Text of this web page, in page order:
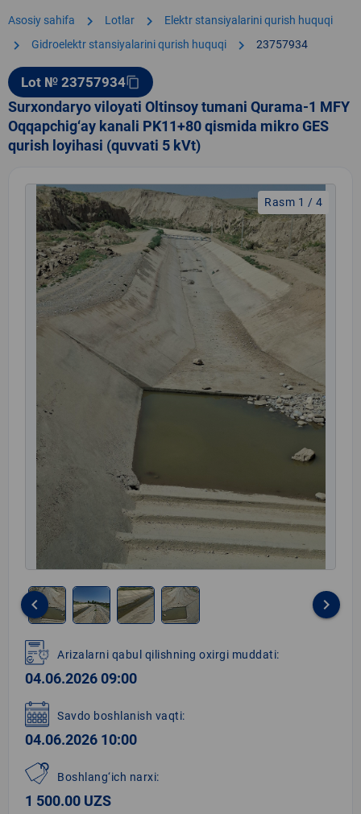
Asosiy sahifa chevron_right Lotlar chevron_right Elektr stansiyalarini qurish huquqi
chevron_right Gidroelektr stansiyalarini qurish huquqi chevron_right 23757934
Lot № 23757934content_copy
Surxondaryo viloyati Oltinsoy tumani Qurama-1 MFY
Oqqapchig‘ay kanali PK11+80 qismida mikro GES
qurish loyihasi (quvvati 5 kVt)
Rasm 1 / 4
1
of
4
keyboard_arrow_left keyboard_arrow_right
Arizalarni qabul qilishning oxirgi muddati:
04.06.2026 09:00
Savdo boshlanish vaqti:
04.06.2026 10:00
Boshlang‘ich narxi:
1 500.00 UZS